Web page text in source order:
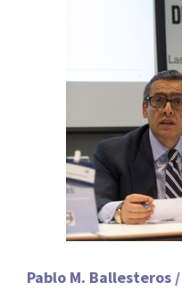
Pablo M. Ballesteros